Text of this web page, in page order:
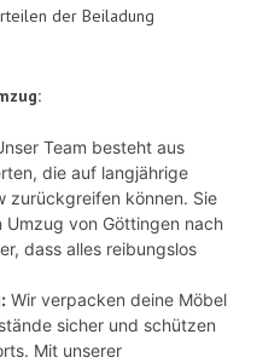
der Beiladung
Team besteht aus
die auf langjährige
zurückgreifen können. Sie
Umzug von Göttingen nach
dass alles reibungslos
Wir verpacken deine Möbel
sicher und schützen
Mit unserer